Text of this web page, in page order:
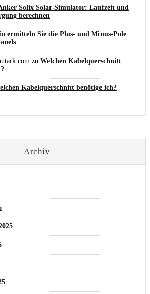
Solix Solar-Simulator: Laufzeit und
berechnen
ermitteln Sie die Plus- und Minus-Pole
zu Welchen Kabelquerschnitt
Kabelquerschnitt benötige ich?
Archiv